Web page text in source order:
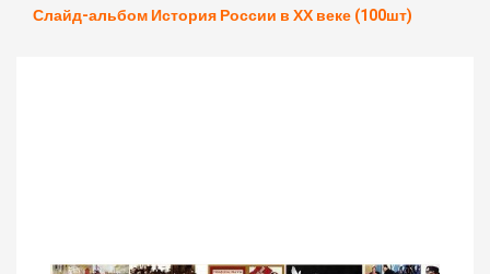
Слайд-альбом История России в ХХ веке (100шт)